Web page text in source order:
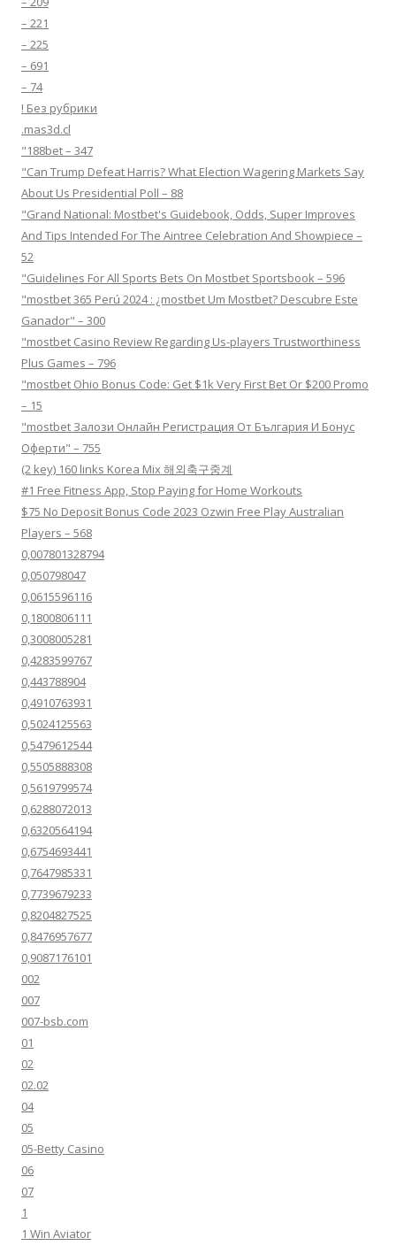
– 221
– 225
– 691
– 74
! Без рубрики
.mas3d.cl
"188bet – 347
"Can Trump Defeat Harris? What Election Wagering Markets Say
About Us Presidential Poll – 88
"Grand National: Mostbet's Guidebook, Odds, Super Improves
And Tips Intended For The Aintree Celebration And Showpiece –
52
"Guidelines For All Sports Bets On Mostbet Sportsbook – 596
"mostbet 365 Perú 2024 ️: ¿mostbet Um Mostbet? Descubre Este
Ganador" – 300
"mostbet Casino Review Regarding Us-players Trustworthiness
Plus Games – 796
"mostbet Ohio Bonus Code: Get $1k Very First Bet Or $200 Promo
– 15
"mostbet Залози Онлайн Регистрация От България И Бонус
Оферти" – 755
(2 key) 160 links Korea Mix 해외축구중계
#1 Free Fitness App, Stop Paying for Home Workouts
$75 No Deposit Bonus Code 2023 Ozwin Free Play Australian
Players – 568
0,007801328794
0,050798047
0,0615596116
0,1800806111
0,3008005281
0,4283599767
0,443788904
0,4910763931
0,5024125563
0,5479612544
0,5505888308
0,5619799574
0,6288072013
0,6320564194
0,6754693441
0,7647985331
0,7739679233
0,8204827525
0,8476957677
0,9087176101
002
007
007-bsb.com
01
02
02.02
04
05
05-Betty Casino
06
07
1
1 Win Aviator